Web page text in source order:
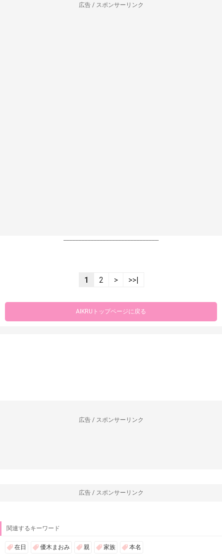
広告 / スポンサーリンク
----------------------------------------------------------------
1 2 > >>|
AIKRUトップページに戻る
広告 / スポンサーリンク
広告 / スポンサーリンク
関連するキーワード
在日 優木まおみ 親 家族 本名